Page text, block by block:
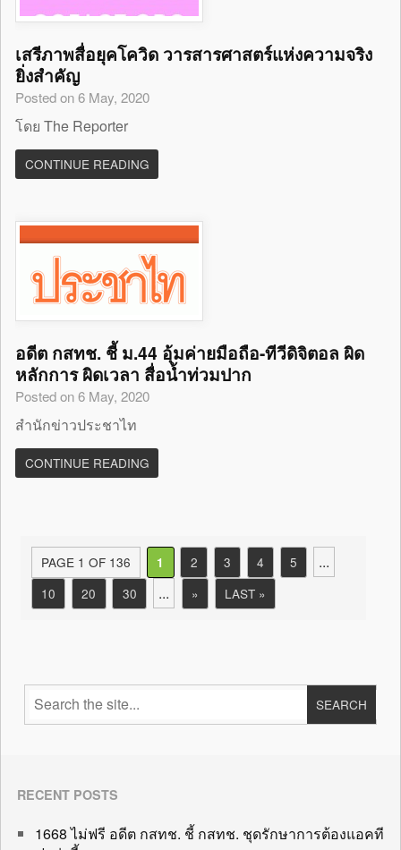
เสรีภาพสื่อยุคโควิด วารสารศาสตร์แห่งความจริง
ยิ่งสำคัญ
Posted on 6 May, 2020
โดย The Reporter
CONTINUE READING
อดีต กสทช. ชี้ ม.44 อุ้มค่ายมือถือ-ทีวีดิจิตอล ผิด
หลักการ ผิดเวลา สื่อน้ำท่วมปาก
Posted on 6 May, 2020
สำนักข่าวประชาไท
CONTINUE READING
PAGE 1 OF 136 1 2 3 4 5 ...
10 20 30 ... » LAST »
RECENT POSTS
1668 ไม่ฟรี อดีต กสทช. ชี้ กสทช. ชุดรักษาการต้องแอคที